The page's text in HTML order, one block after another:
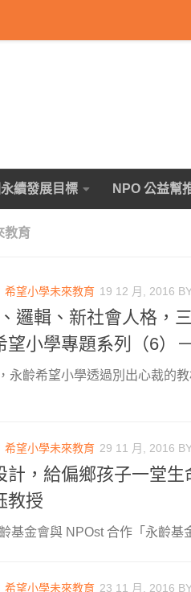
續發展目標 NPO 公益幫
教育
希望小學未來教育 19 12 月, 2016
邏輯、新社會人格，
望小學專題系列（6）
永齡希望小學透過別出心裁的
希望小學未來教育 29 11 月, 2016
計，給偏鄉孩子一堂生
教授
基金會與 NPOst 合作「永齡基
希望小學未來教育 23 11 月, 2016